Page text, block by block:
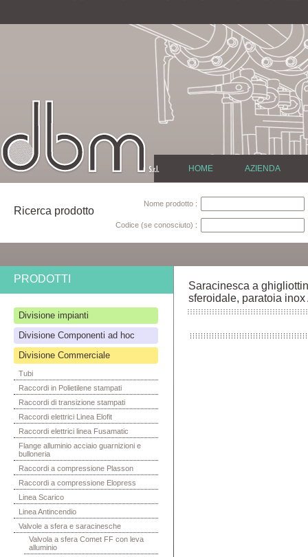
HOME AZIENDA
Ricerca prodotto
Nome prodotto :
Codice (se conosciuto) :
PRODOTTI
Divisione impianti
Divisione Componenti ad hoc
Divisione Commerciale
Tubi
Raccordi in Polietilene stampati
Raccordi di transizione stampati
Raccordi elettrici Linea Elofit
Raccordi elettrici linea Fusamatic
Flange alluminio acciaio guarnizioni e
bulloneria
Raccordi a compressione Plasson
Raccordi a compressione Elopress
Linea Scarico
Linea Antincendio
Valvole a sfera e saracinesche
Valvola a sfera Comet FF con leva
alluminio
Saracinesca a
sferoidale, paratoia